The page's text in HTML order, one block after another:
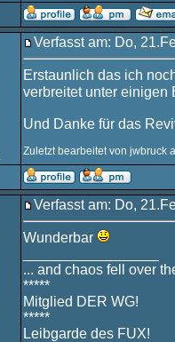
Verfasst am: Do,
Erstaunlich das ich
verbreitet unter einigen
Und Danke für das
Zuletzt bearbeitet von jwbruck
Verfasst am: Do,
Wunderbar
... and chaos fell over
*****
Mitglied DER WG!
*****
Leibgarde des FUX!